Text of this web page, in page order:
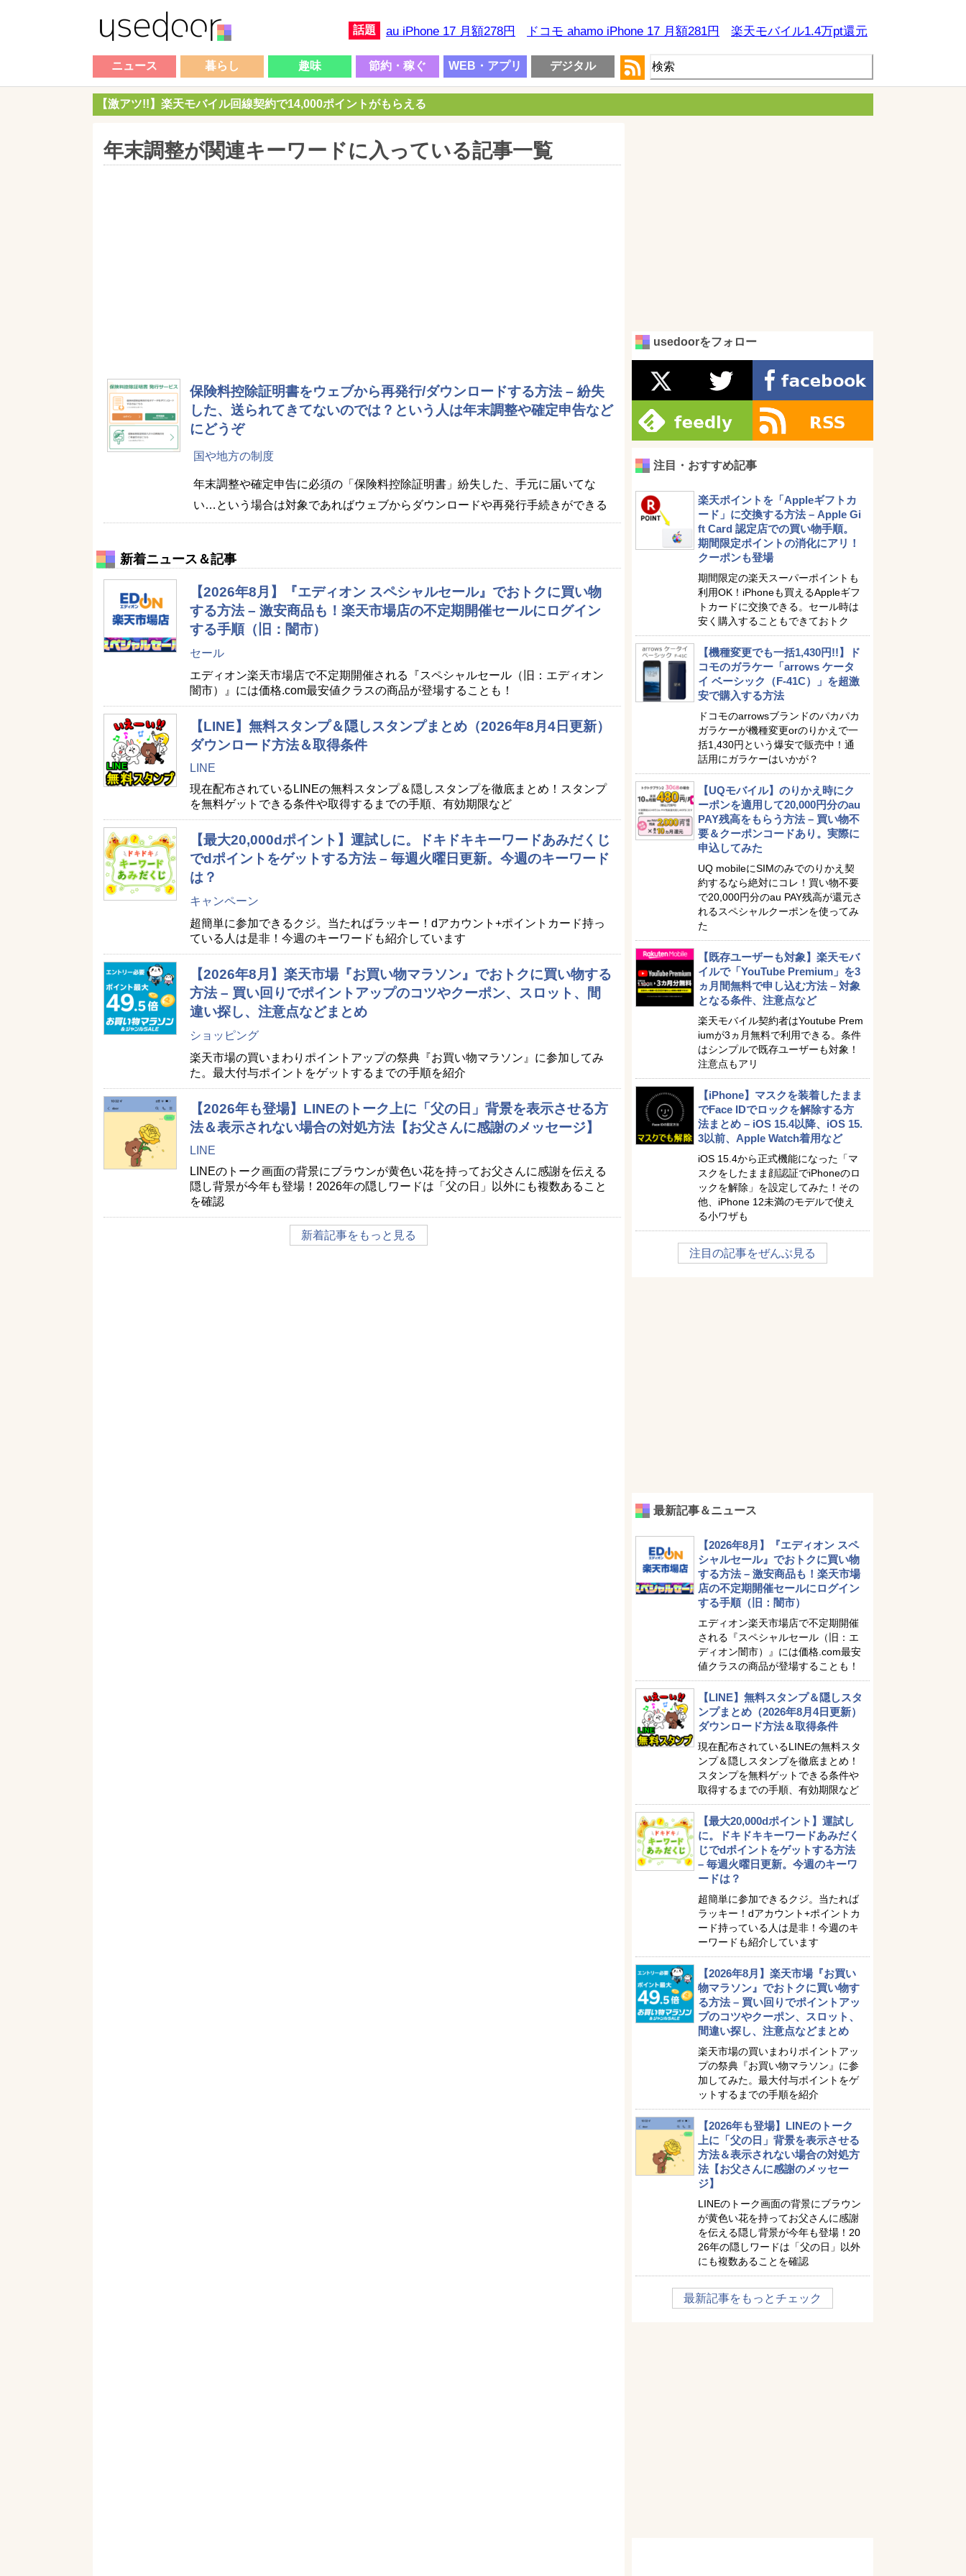
話題 au iPhone 17 月額278円 ドコモ ahamo iPhone 17 月額281円 楽天モバイル1.4万pt還元
ニュース 暮らし 趣味 節約・稼ぐ WEB・アプリ デジタル
【激アツ!!】楽天モバイル回線契約で14,000ポイントがもらえる
年末調整が関連キーワードに入っている記事一覧
保険料控除証明書をウェブから再発行/ダウンロードする方法 – 紛失
した、送られてきてないのでは？という人は年末調整や確定申告など
にどうぞ
国や地方の制度
年末調整や確定申告に必須の「保険料控除証明書」紛失した、手元に届いてな
い…という場合は対象であればウェブからダウンロードや再発行手続きができる
新着ニュース＆記事
【2026年8月】『エディオン スペシャルセール』でおトクに買い物
する方法 – 激安商品も！楽天市場店の不定期開催セールにログイン
する手順（旧：闇市）
セール
エディオン楽天市場店で不定期開催される『スペシャルセール（旧：エディオン
闇市）』には価格.com最安値クラスの商品が登場することも！
【LINE】無料スタンプ＆隠しスタンプまとめ（2026年8月4日更新）
ダウンロード方法＆取得条件
LINE
現在配布されているLINEの無料スタンプ＆隠しスタンプを徹底まとめ！スタンプ
を無料ゲットできる条件や取得するまでの手順、有効期限など
【最大20,000dポイント】運試しに。ドキドキキーワードあみだくじ
でdポイントをゲットする方法 – 毎週火曜日更新。今週のキーワード
は？
キャンペーン
超簡単に参加できるクジ。当たればラッキー！dアカウント+ポイントカード持っ
ている人は是非！今週のキーワードも紹介しています
【2026年8月】楽天市場『お買い物マラソン』でおトクに買い物する
方法 – 買い回りでポイントアップのコツやクーポン、スロット、間
違い探し、注意点などまとめ
ショッピング
楽天市場の買いまわりポイントアップの祭典『お買い物マラソン』に参加してみ
た。最大付与ポイントをゲットするまでの手順を紹介
【2026年も登場】LINEのトーク上に「父の日」背景を表示させる方
法＆表示されない場合の対処方法【お父さんに感謝のメッセージ】
LINE
LINEのトーク画面の背景にブラウンが黄色い花を持ってお父さんに感謝を伝える
隠し背景が今年も登場！2026年の隠しワードは「父の日」以外にも複数あること
を確認
新着記事をもっと見る
usedoorをフォロー
注目・おすすめ記事
楽天ポイントを「Appleギフトカ
ード」に交換する方法 – Apple Gi
ft Card 認定店での買い物手順。
期間限定ポイントの消化にアリ！
クーポンも登場
期間限定の楽天スーパーポイントも
利用OK！iPhoneも買えるAppleギフ
トカードに交換できる。セール時は
安く購入することもできておトク
【機種変更でも一括1,430円!!】ド
コモのガラケー「arrows ケータ
イ ベーシック（F-41C）」を超激
安で購入する方法
ドコモのarrowsブランドのパカパカ
ガラケーが機種変更orのりかえで一
括1,430円という爆安で販売中！通
話用にガラケーはいかが？
【UQモバイル】のりかえ時にク
ーポンを適用して20,000円分のau
PAY残高をもらう方法 – 買い物不
要＆クーポンコードあり。実際に
申込してみた
UQ mobileにSIMのみでのりかえ契
約するなら絶対にコレ！買い物不要
で20,000円分のau PAY残高が還元さ
れるスペシャルクーポンを使ってみ
た
【既存ユーザーも対象】楽天モバ
イルで「YouTube Premium」を3
ヵ月間無料で申し込む方法 – 対象
となる条件、注意点など
楽天モバイル契約者はYoutube Prem
iumが3ヵ月無料で利用できる。条件
はシンプルで既存ユーザーも対象！
注意点もアリ
【iPhone】マスクを装着したまま
でFace IDでロックを解除する方
法まとめ – iOS 15.4以降、iOS 15.
3以前、Apple Watch着用など
iOS 15.4から正式機能になった「マ
スクをしたまま顔認証でiPhoneのロ
ックを解除」を設定してみた！その
他、iPhone 12未満のモデルで使え
る小ワザも
注目の記事をぜんぶ見る
最新記事＆ニュース
【2026年8月】『エディオン スペ
シャルセール』でおトクに買い物
する方法 – 激安商品も！楽天市場
店の不定期開催セールにログイン
する手順（旧：闇市）
エディオン楽天市場店で不定期開催
される『スペシャルセール（旧：エ
ディオン闇市）』には価格.com最安
値クラスの商品が登場することも！
【LINE】無料スタンプ＆隠しスタ
ンプまとめ（2026年8月4日更新）
ダウンロード方法＆取得条件
現在配布されているLINEの無料スタ
ンプ＆隠しスタンプを徹底まとめ！
スタンプを無料ゲットできる条件や
取得するまでの手順、有効期限など
【最大20,000dポイント】運試し
に。ドキドキキーワードあみだく
じでdポイントをゲットする方法
– 毎週火曜日更新。今週のキーワ
ードは？
超簡単に参加できるクジ。当たれば
ラッキー！dアカウント+ポイントカ
ード持っている人は是非！今週のキ
ーワードも紹介しています
【2026年8月】楽天市場『お買い
物マラソン』でおトクに買い物す
る方法 – 買い回りでポイントアッ
プのコツやクーポン、スロット、
間違い探し、注意点などまとめ
楽天市場の買いまわりポイントアッ
プの祭典『お買い物マラソン』に参
加してみた。最大付与ポイントをゲ
ットするまでの手順を紹介
【2026年も登場】LINEのトーク
上に「父の日」背景を表示させる
方法＆表示されない場合の対処方
法【お父さんに感謝のメッセー
ジ】
LINEのトーク画面の背景にブラウン
が黄色い花を持ってお父さんに感謝
を伝える隠し背景が今年も登場！20
26年の隠しワードは「父の日」以外
にも複数あることを確認
最新記事をもっとチェック